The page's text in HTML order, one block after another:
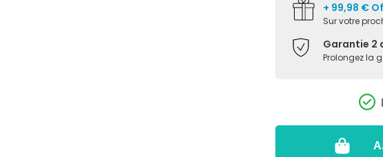
+ 99,98 €
Sur votre
Garantie 2
Prolongez la